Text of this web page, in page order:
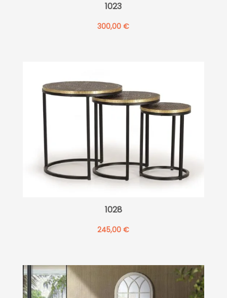
1023
300,00€
1028
245,00€